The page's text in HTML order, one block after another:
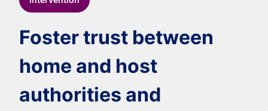
Foster trust between
home and host
authorities and